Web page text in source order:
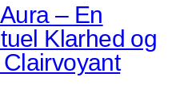
– En
Klarhed og